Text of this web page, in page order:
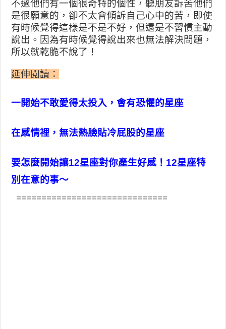
不過他們有一個很奇特的個性，聽朋友訴苦他們
是很願意的，卻不太會傾訴自己心中的苦， 即使
有時候覺得這樣是不是不好，但還是不習慣主動
說出。因為有時候覺得說出來也無法解決問題，
所以就乾脆不說了！
延伸閱讀：
一開始不敢愛得太投入，會有恐懼的星座
在感情裡，無法熱臉貼冷屁股的星座
要怎麼開始讓12星座對你產生好感！12星座特
別在意的事～
==============================